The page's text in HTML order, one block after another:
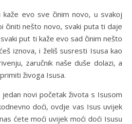
evo sve činim novo, u svakoj
činiti nešto novo, svaki puta ti daje
put ti kaže evo sad činim nešto
iznova, i želiš susresti Isusa kao
zaručnik naše duše dolazi, a
živoga Isusa.
novi početak života s Isusom
doći, ovdje vas Isus uvijek
ćete moći uvijek moći doći Isusu